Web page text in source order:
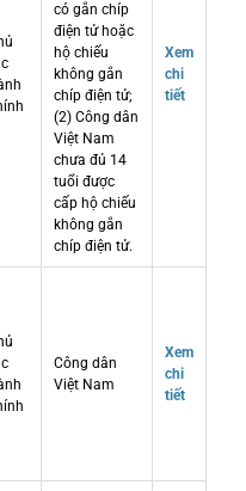
có gắn chíp
điện tử hoặc
hộ chiếu
không gắn
chíp điện tử;
(2) Công dân
Việt Nam
chưa đủ 14
tuổi được
cấp hộ chiếu
không gắn
chíp điện tử.
Xem
chi
tiết
Công dân
Việt Nam
Xem
chi
tiết